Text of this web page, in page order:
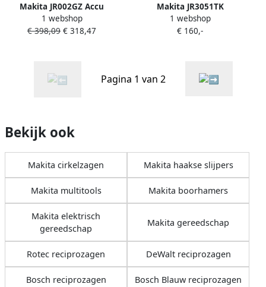
Makita JR002GZ Accu
Reciprozaag | 40 V Max |
Zonder accu&apos;s en
1 webshop
€ 398,09 € 318,47
Makita JR3051TK
1 webshop
€ 160,-
Pagina 1 van 2
Bekijk ook
Makita cirkelzagen Makita haakse slijpers
Makita multitools Makita boorhamers
Makita elektrisch
gereedschap
Makita gereedschap
Rotec reciprozagen DeWalt reciprozagen
Bosch reciprozagen Bosch Blauw reciprozagen